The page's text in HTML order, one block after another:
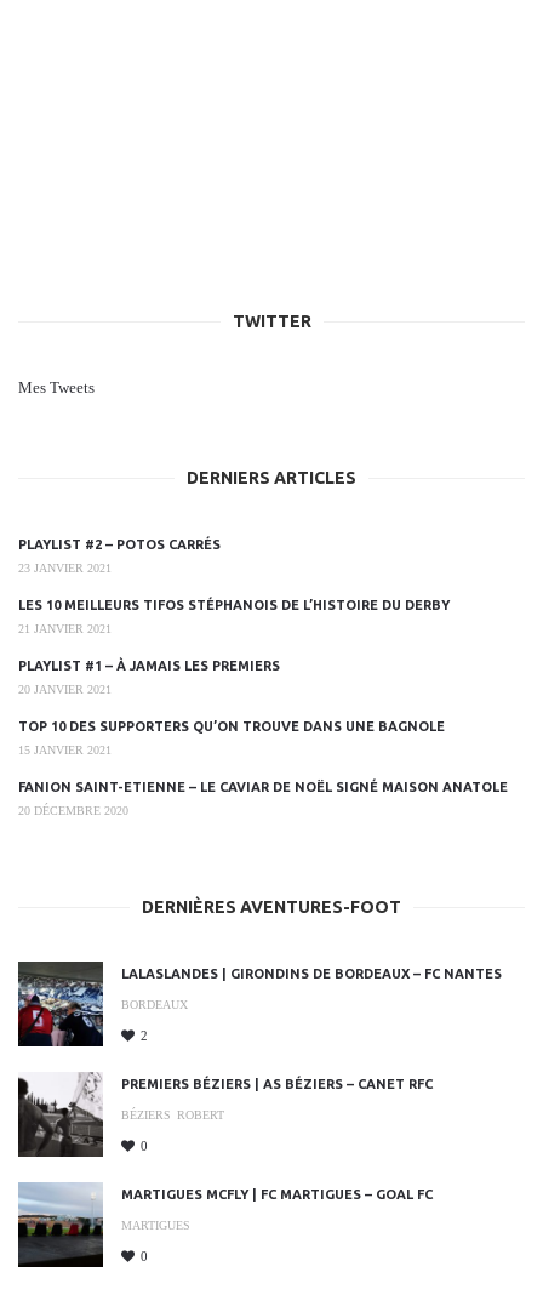
TWITTER
Mes Tweets
DERNIERS ARTICLES
PLAYLIST #2 – POTOS CARRÉS
23 JANVIER 2021
LES 10 MEILLEURS TIFOS STÉPHANOIS DE L’HISTOIRE DU DERBY
21 JANVIER 2021
PLAYLIST #1 – À JAMAIS LES PREMIERS
20 JANVIER 2021
TOP 10 DES SUPPORTERS QU’ON TROUVE DANS UNE BAGNOLE
15 JANVIER 2021
FANION SAINT-ETIENNE – LE CAVIAR DE NOËL SIGNÉ MAISON ANATOLE
20 DÉCEMBRE 2020
DERNIÈRES AVENTURES-FOOT
LALASLANDES | GIRONDINS DE BORDEAUX – FC NANTES
BORDEAUX
2
PREMIERS BÉZIERS | AS BÉZIERS – CANET RFC
BÉZIERS ROBERT
0
MARTIGUES MCFLY | FC MARTIGUES – GOAL FC
MARTIGUES
0